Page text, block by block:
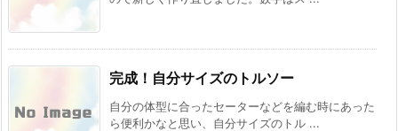
完成！自分サイズのトルソー
自分の体型に合ったセーターなどを編む時にあった
ら便利かなと思い、自分サイズのトル ...